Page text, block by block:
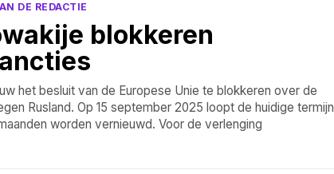
DE REDACTIE
blokkeren
het besluit van de Europese Unie te blokkeren over de
Rusland. Op 15 september 2025 loopt de huidige termijn
worden vernieuwd. Voor de verlenging